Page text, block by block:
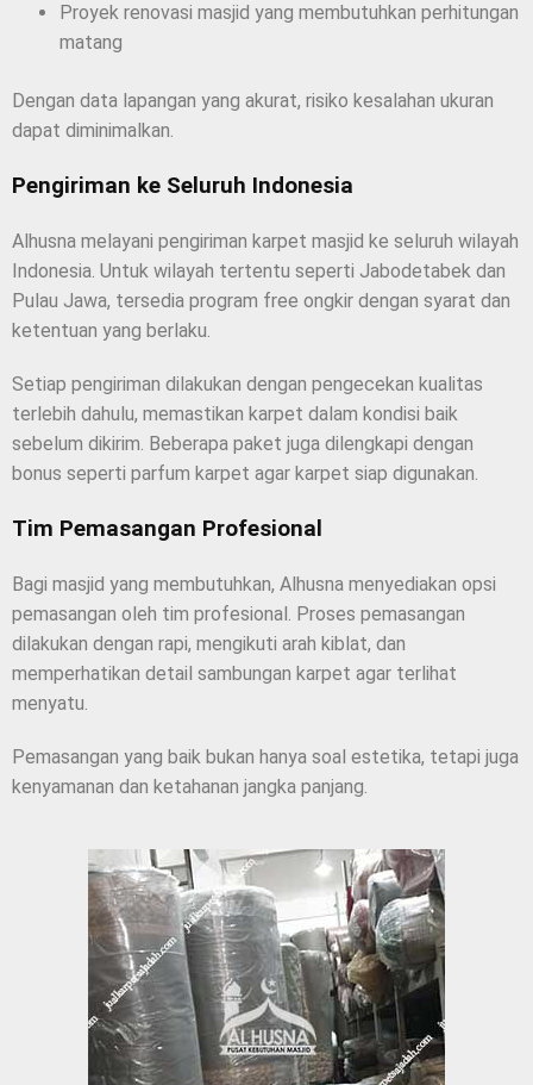
Proyek renovasi masjid yang membutuhkan perhitungan
matang
Dengan data lapangan yang akurat, risiko kesalahan ukuran
dapat diminimalkan.
Pengiriman ke Seluruh Indonesia
Alhusna melayani pengiriman karpet masjid ke seluruh wilayah
Indonesia. Untuk wilayah tertentu seperti Jabodetabek dan
Pulau Jawa, tersedia program free ongkir dengan syarat dan
ketentuan yang berlaku.
Setiap pengiriman dilakukan dengan pengecekan kualitas
terlebih dahulu, memastikan karpet dalam kondisi baik
sebelum dikirim. Beberapa paket juga dilengkapi dengan
bonus seperti parfum karpet agar karpet siap digunakan.
Tim Pemasangan Profesional
Bagi masjid yang membutuhkan, Alhusna menyediakan opsi
pemasangan oleh tim profesional. Proses pemasangan
dilakukan dengan rapi, mengikuti arah kiblat, dan
memperhatikan detail sambungan karpet agar terlihat
menyatu.
Pemasangan yang baik bukan hanya soal estetika, tetapi juga
kenyamanan dan ketahanan jangka panjang.